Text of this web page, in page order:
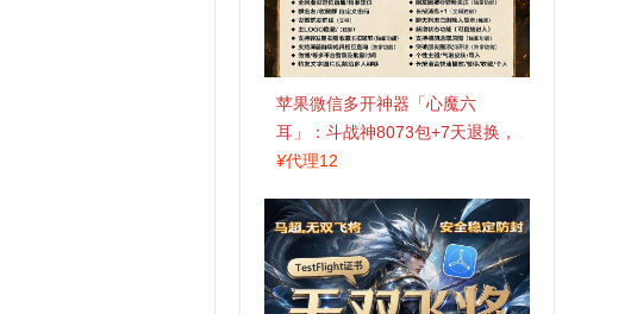
苹果微信多开神器「心魔六
耳」：斗战神8073包+7天退换，
认准拍拍卡激活码商城
¥代理12